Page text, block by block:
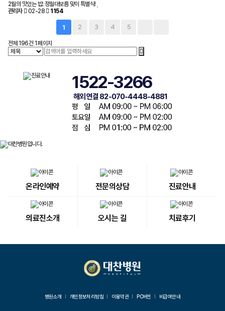
2월의 맛있는 밥: 정월대보름 맞이 특별식!
관리자
02-28 1154
1 2 3 4 5
전체 196건 1 페이지
1522-3266
해외 연결 82-070-4448-4881
온라인예약 전문의상담 진료안내
의료진소개 오시는 길 치료후기
병원소개 개인정보처리방침 이용약관 PC버전 비급여안내